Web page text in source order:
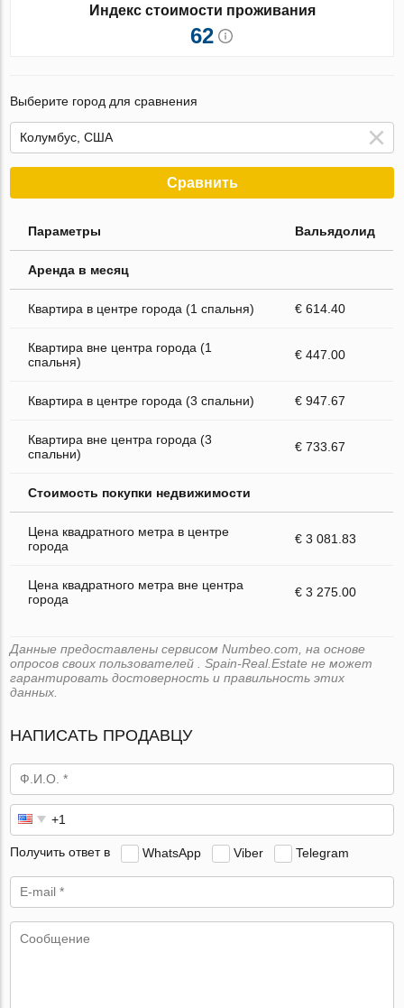
Индекс стоимости проживания
62
Выберите город для сравнения
Сравнить
Параметры Вальядолид
Аренда в месяц
Квартира в центре города (1 спальня) € 614.40
Квартира вне центра города (1
спальня)
€ 447.00
Квартира в центре города (3 спальни) € 947.67
Квартира вне центра города (3
спальни)
€ 733.67
Стоимость покупки недвижимости
Цена квадратного метра в центре
города
€ 3 081.83
Цена квадратного метра вне центра
города
€ 3 275.00
Данные предоставлены сервисом Numbeo.com, на основе
опросов своих пользователей . Spain-Real.Estate не может
гарантировать достоверность и правильность этих
данных.
НАПИСАТЬ ПРОДАВЦУ
Получить ответ в WhatsApp Viber Telegram